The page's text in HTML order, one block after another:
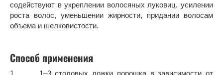
содействуют в укреплении волосяных луковиц, усилении
роста волос, уменьшении жирности, придании волосам
объема и шелковистости.
Способ применения
1. 1–3 столовых ложки порошка в зависимости от